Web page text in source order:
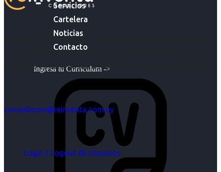
Servicios
Cartelera
Noticias
Contacto
Ingresa tu Curriculum ->
Acompañar a empresas en su gestión de capital humano y
acompañar a personas en la búsqueda y encuentro de sus
objetivos es para nosotros un trabajo, pero antes un placer.
consultores@reinventa.com.uy
Login / Logout de Usuarios